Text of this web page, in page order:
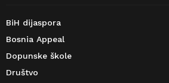
BiH dijaspora
Bosnia Appeal
Dopunske škole
Društvo